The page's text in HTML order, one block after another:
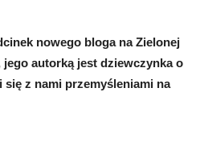
Abrys
nowego bloga na Zielonej
autorką jest dziewczynka o
z nami przemyśleniami na